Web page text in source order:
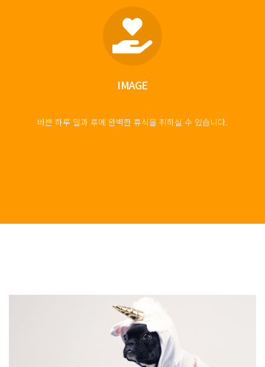
IMAGE
바쁜 하루 일과 후에 완벽한 휴식을 취하실 수 있습니다.